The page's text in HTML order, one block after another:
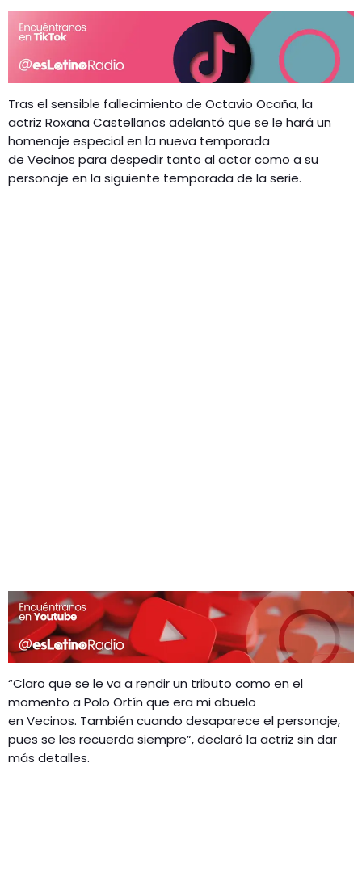
Tras el sensible fallecimiento de Octavio Ocaña, la
actriz Roxana Castellanos adelantó que se le hará un
homenaje especial en la nueva temporada
de Vecinos para despedir tanto al actor como a su
personaje en la siguiente temporada de la serie.
“Claro que se le va a rendir un tributo como en el
momento a Polo Ortín que era mi abuelo
en Vecinos. También cuando desaparece el personaje,
pues se les recuerda siempre”, declaró la actriz sin dar
más detalles.